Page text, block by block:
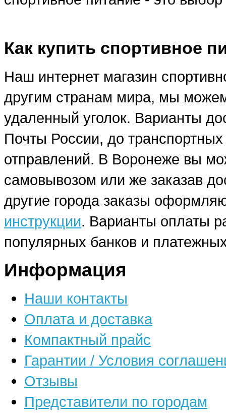
Как купить спортивное
Наш интернет магазин
другим странам мира, мы
удаленный уголок. Варианты
Почты России, до
отправлений. В Воронеже вы
самовывозом или же заказав
другие города заказы
инструкции. Варианты оплаты
популярных банков и
Информация
Наши контакты
Оплата и доставка
Компактный прайс
Гарантии / Условия
Отзывы
Представители по городам